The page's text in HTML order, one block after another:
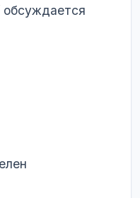
обсуждается